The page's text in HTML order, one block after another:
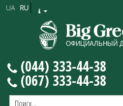
RU
UA
(044) 333-44-38
(067) 333-44-38